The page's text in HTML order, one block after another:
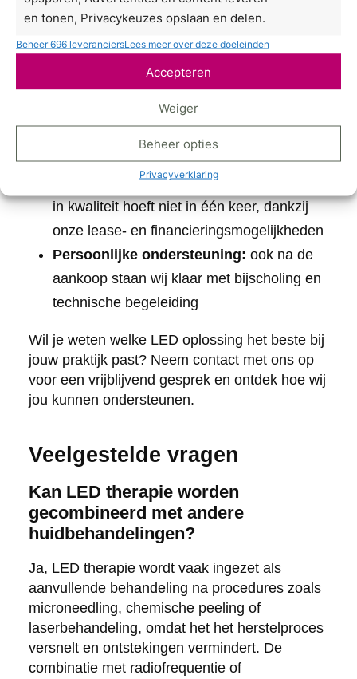
en tonen, Privacykeuzes opslaan en delen.
Beheer 696 leveranciersLees meer over deze doeleinden
Accepteren
Weiger
Beheer opties
Privacyverklaring
die klinisch bewezen resultaten leveren
Maatwerktrainingen:onze specialisten
inzetten van LED therapie
wij helpen je de juiste
kliniek en doelgroep
Flexibele financieringsopties:
in kwaliteit hoeft niet in één keer, dankzij
onze lease- en financieringsmogelijkheden
Persoonlijke ondersteuning: ook na de
aankoop staan wij klaar met bijscholing en
technische begeleiding
Wil je weten welke LED oplossing het beste bij
jouw praktijk past? Neem contact met ons op
voor een vrijblijvend gesprek en ontdek hoe wij
jou kunnen ondersteunen.
Veelgestelde vragen
Kan LED therapie worden
gecombineerd met andere
huidbehandelingen?
Ja, LED therapie wordt vaak ingezet als
aanvullende behandeling na procedures zoals
microneedling, chemische peeling of
laserbehandeling, omdat het het herstelproces
versnelt en ontstekingen vermindert. De
combinatie met radiofrequentie of